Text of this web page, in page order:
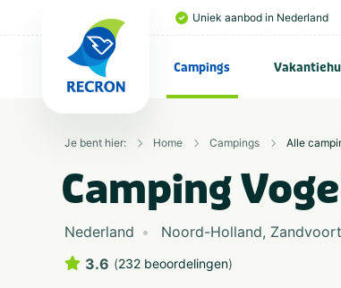
Uniek aanbod in Nederland
Campings
Je bent hier: Home Campings Alle
Camping
Nederland Noord-Holland, Zandvoort
3.6 (232 beoordelingen)